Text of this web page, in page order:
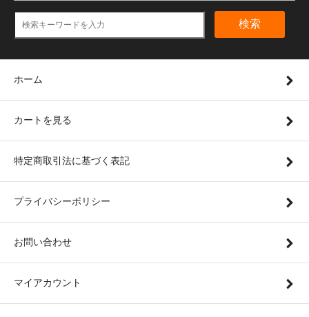
検索
ホーム
カートを見る
特定商取引法に基づく表記
プライバシーポリシー
お問い合わせ
マイアカウント